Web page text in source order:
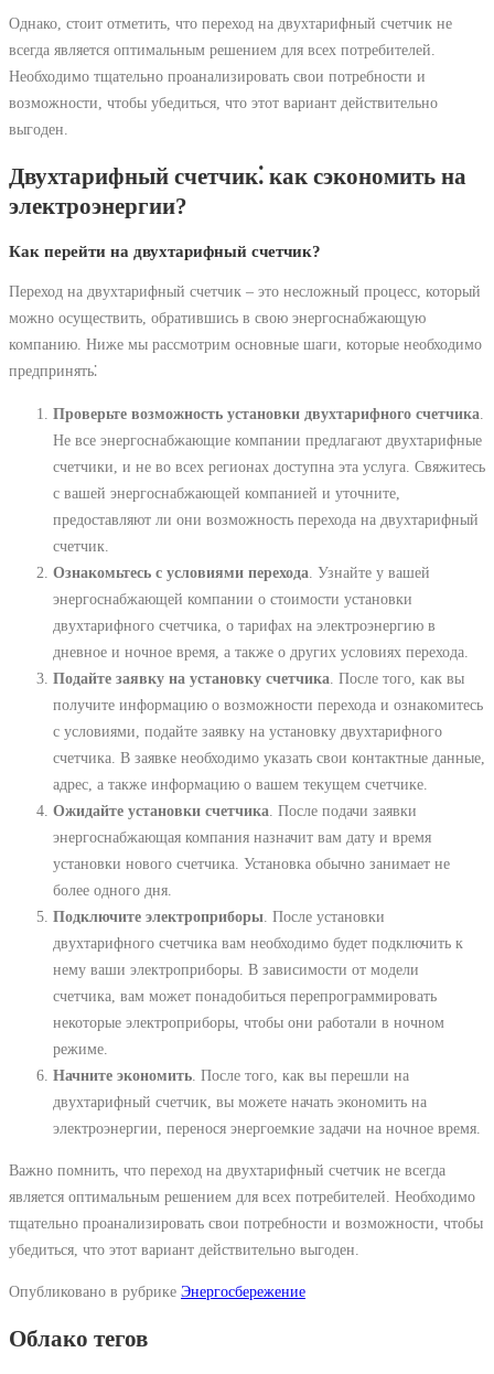
Однако, стоит отметить, что переход на двухтарифный счетчик не
всегда является оптимальным решением для всех потребителей.
Необходимо тщательно проанализировать свои потребности и
возможности, чтобы убедиться, что этот вариант действительно
выгоден.
Двухтарифный счетчик⁚ как сэкономить на
электроэнергии?
Как перейти на двухтарифный счетчик?
Переход на двухтарифный счетчик – это несложный процесс, который
можно осуществить, обратившись в свою энергоснабжающую
компанию. Ниже мы рассмотрим основные шаги, которые необходимо
предпринять⁚
Проверьте возможность установки двухтарифного счетчика
Не все энергоснабжающие компании предлагают двухтарифные
счетчики, и не во всех регионах доступна эта услуга. Свяжитесь
с вашей энергоснабжающей компанией и уточните,
предоставляют ли они возможность перехода на двухтарифный
счетчик.
Ознакомьтесь с условиями перехода . Узнайте у вашей
энергоснабжающей компании о стоимости установки
двухтарифного счетчика, о тарифах на электроэнергию в
дневное и ночное время, а также о других условиях перехода.
Подайте заявку на установку счетчика . После того, как вы
получите информацию о возможности перехода и ознакомитесь
с условиями, подайте заявку на установку двухтарифного
счетчика. В заявке необходимо указать свои контактные данные,
адрес, а также информацию о вашем текущем счетчике.
Ожидайте установки счетчика . После подачи заявки
энергоснабжающая компания назначит вам дату и время
установки нового счетчика. Установка обычно занимает не
более одного дня.
Подключите электроприборы . После установки
двухтарифного счетчика вам необходимо будет подключить к
нему ваши электроприборы. В зависимости от модели
счетчика, вам может понадобиться перепрограммировать
некоторые электроприборы, чтобы они работали в ночном
режиме.
Начните экономить . После того, как вы перешли на
двухтарифный счетчик, вы можете начать экономить на
электроэнергии, перенося энергоемкие задачи на ночное время.
Важно помнить, что переход на двухтарифный счетчик не всегда
является оптимальным решением для всех потребителей. Необходимо
тщательно проанализировать свои потребности и возможности, чтобы
убедиться, что этот вариант действительно выгоден.
Опубликовано в рубрике Энергосбережение
Облако тегов